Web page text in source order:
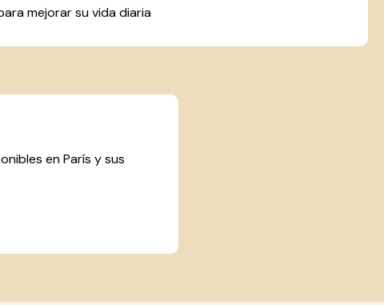
mejorar su vida diaria
en París y sus